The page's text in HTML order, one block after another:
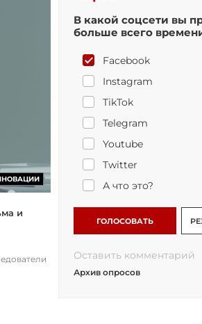
и
В какой соцсети вы
больше всего
Facebook
Instagram
TikTok
Telegram
Youtube
Twitter
А что это?
ГОЛОСОВАТЬ
Оставить комментарий
Архив опросов